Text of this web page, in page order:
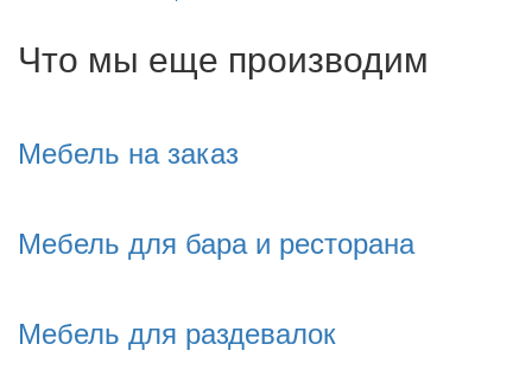
Что мы еще производим
Мебель на заказ
Мебель для бара и ресторана
Мебель для раздевалок